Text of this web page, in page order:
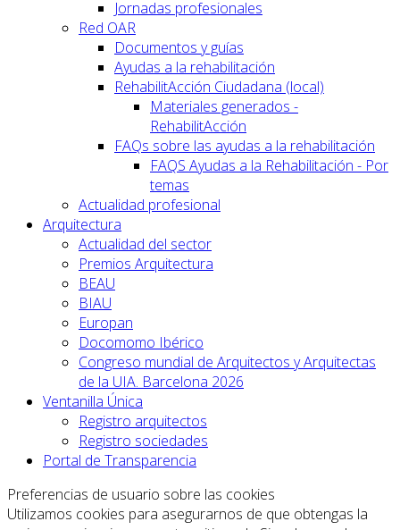
Jornadas profesionales
Red OAR
Documentos y guías
Ayudas a la rehabilitación
RehabilitAcción Ciudadana (local)
Materiales generados -
RehabilitAcción
FAQs sobre las ayudas a la rehabilitación
FAQS Ayudas a la Rehabilitación - Por
temas
Actualidad profesional
Arquitectura
Actualidad del sector
Premios Arquitectura
BEAU
BIAU
Europan
Docomomo Ibérico
Congreso mundial de Arquitectos y Arquitectas
de la UIA. Barcelona 2026
Ventanilla Única
Registro arquitectos
Registro sociedades
Portal de Transparencia
Preferencias de usuario sobre las cookies
Utilizamos cookies para asegurarnos de que obtengas la